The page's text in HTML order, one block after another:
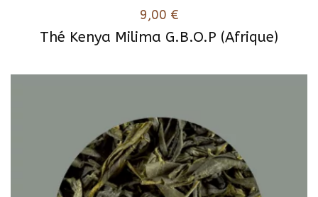
Thé Kenya Milima G.B.O.P (Afrique)
9,00 €